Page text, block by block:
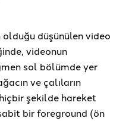
düşünülen video
videonun
sol bölümde yer
ve çalıların
şekilde hareket
bir foreground (ön